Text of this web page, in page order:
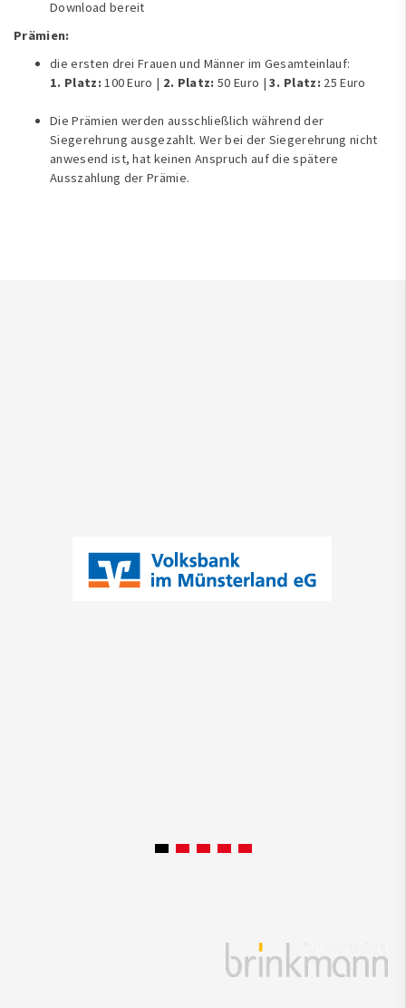
Download bereit
Prämien:
die ersten drei Frauen und Männer im Gesamteinlauf:
1. Platz: 100 Euro | 2. Platz: 50 Euro |3. Platz: 25 Euro
Die Prämien werden ausschließlich während der
Siegerehrung ausgezahlt. Wer bei der Siegerehrung nicht
anwesend ist, hat keinen Anspruch auf die spätere
Ausszahlung der Prämie.